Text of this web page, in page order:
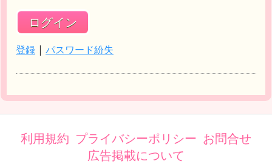
登録 | パスワード紛失
利用規約 プライバシーポリシー お問合せ
広告掲載について